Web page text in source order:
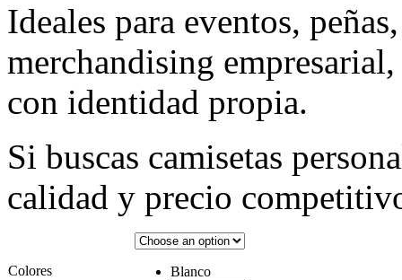
Ideales para eventos,
merchandising
con identidad propia.
Si buscas camisetas
calidad y precio
Colores
Blanco